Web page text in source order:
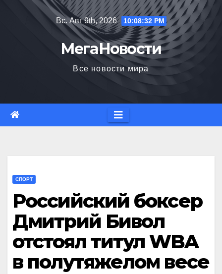
Вс. Авг 9th, 2026 10:08:33 PM
МегаНовости
Все новости мира
СПОРТ
Российский боксер
Дмитрий Бивол
отстоял титул WBA
в полутяжелом весе